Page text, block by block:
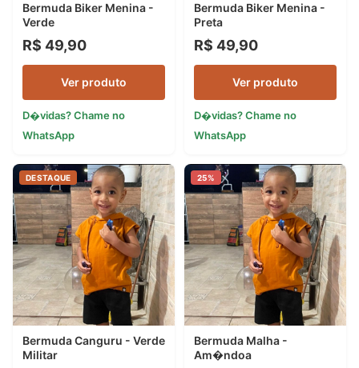
Bermuda Biker Menina -
Verde
R$ 49,90
Ver produto
D�vidas? Chame no
WhatsApp
Bermuda Biker Menina -
Preta
R$ 49,90
Ver produto
D�vidas? Chame no
WhatsApp
DESTAQUE
Bermuda Canguru - Verde
Militar
25%
Bermuda Malha -
Am�ndoa